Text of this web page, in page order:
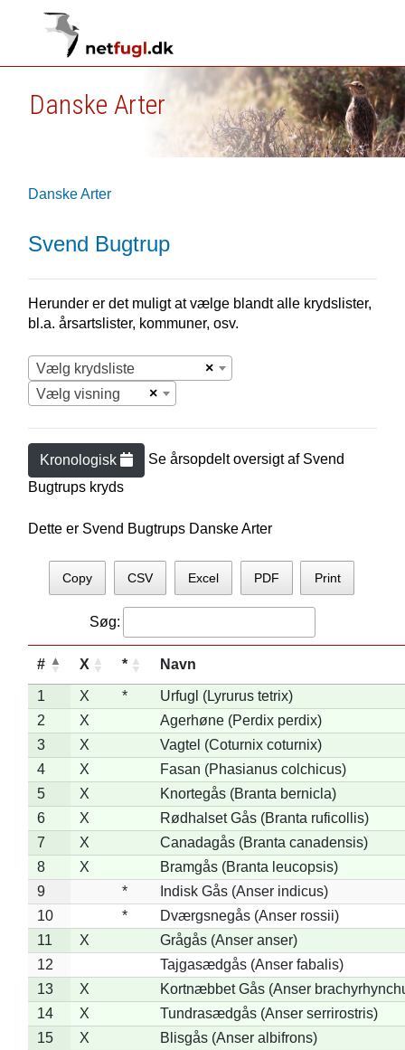
Danske Arter
Danske Arter
Svend Bugtrup
Herunder er det muligt at vælge blandt alle krydslister,
bl.a. årsartslister, kommuner, osv.
×
Vælg krydsliste
×
Vælg visning
Kronologisk Se årsopdelt oversigt af Svend
Bugtrups kryds
Dette er Svend Bugtrups Danske Arter
Copy CSV Excel PDF Print
Søg:
# X * Navn
1 X *
Urfugl (Lyrurus tetrix)
2
X
Agerhøne (Perdix perdix)
3
X
Vagtel (Coturnix coturnix)
4
X
Fasan (Phasianus colchicus)
5
X
Knortegås (Branta bernicla)
6
X
Rødhalset Gås (Branta ruficollis)
7
X
Canadagås (Branta canadensis)
8
X
Bramgås (Branta leucopsis)
9
*
Indisk Gås (Anser indicus)
10
*
Dværgsnegås (Anser rossii)
11
X
Grågås (Anser anser)
12
Tajgasædgås (Anser fabalis)
13
X
Kortnæbbet Gås (Anser
14
X
Tundrasædgås (Anser serrirostris)
15
X
Blisgås (Anser albifrons)